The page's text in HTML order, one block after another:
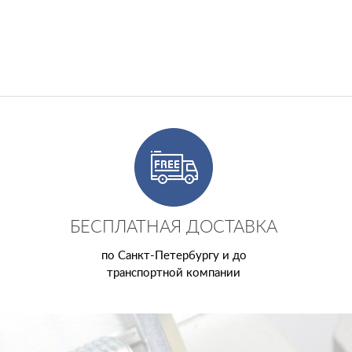
БЕСПЛАТНАЯ ДОСТАВКА
по Санкт-Петербургу и до
транспортной компании